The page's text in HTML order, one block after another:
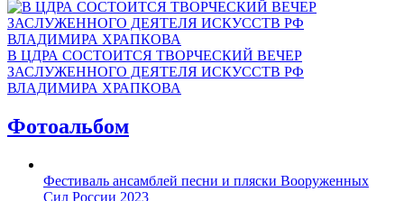
В ЦДРА СОСТОИТСЯ ТВОРЧЕСКИЙ ВЕЧЕР
ЗАСЛУЖЕННОГО ДЕЯТЕЛЯ ИСКУССТВ РФ
ВЛАДИМИРА ХРАПКОВА
Фотоальбом
Фестиваль ансамблей песни и пляски Вооруженных
Сил России 2023